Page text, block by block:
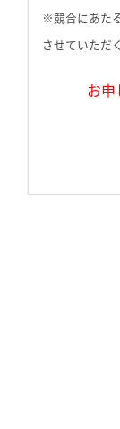
※競合にあた
させていただ
お